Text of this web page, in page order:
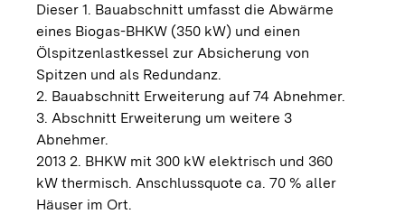
Dieser 1. Bauabschnitt umfasst die Abwärme
eines Biogas-BHKW (350 kW) und einen
Ölspitzenlastkessel zur Absicherung von
Spitzen und als Redundanz.
2. Bauabschnitt Erweiterung auf 74 Abnehmer.
3. Abschnitt Erweiterung um weitere 3
Abnehmer.
2013 2. BHKW mit 300 kW elektrisch und 360
kW thermisch. Anschlussquote ca. 70 % aller
Häuser im Ort.